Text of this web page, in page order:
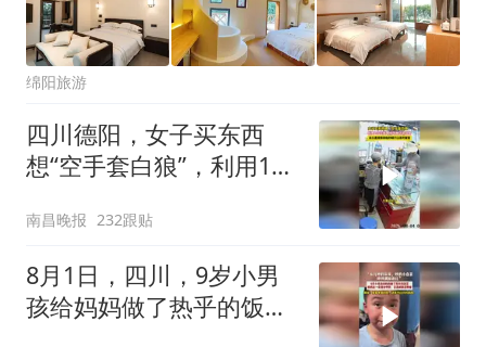
绵阳旅游
四川德阳，女子买东西
想“空手套白狼”，利用100
店主报警
南昌晚报 232跟贴
8月1日，四川，9岁小男
孩给妈妈做了热乎的饭